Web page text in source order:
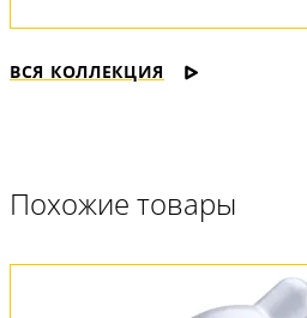
ВСЯ КОЛЛЕКЦИЯ
Похожие товары